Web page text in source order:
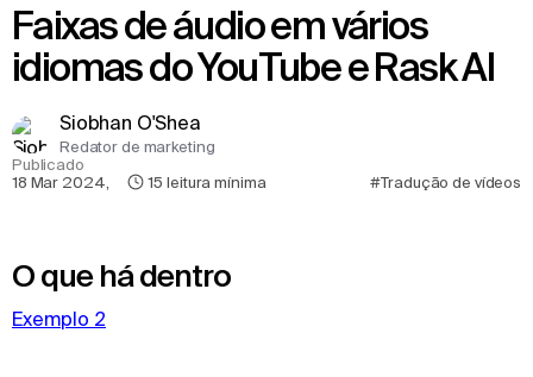
Faixas de áudio em vários
idiomas do YouTube e Rask AI
Siobhan O'Shea
Redator de marketing
Publicado
18 Mar 2024, 15 leitura mínima #Tradução de vídeos
O que há dentro
Exemplo 2